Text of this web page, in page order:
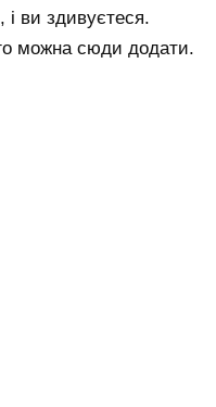
ви здивуєтеся.
можна сюди додати.